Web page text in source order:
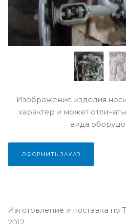
Изготовление и поставка по
2012
Изображение изделия
характер и может
вида
ОФОРМИТЬ ЗАКАЗ